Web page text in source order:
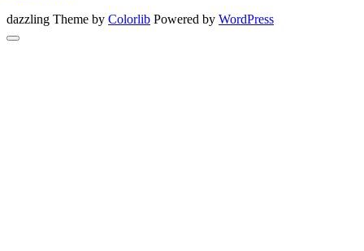
dazzling Theme by Colorlib Powered by WordPress